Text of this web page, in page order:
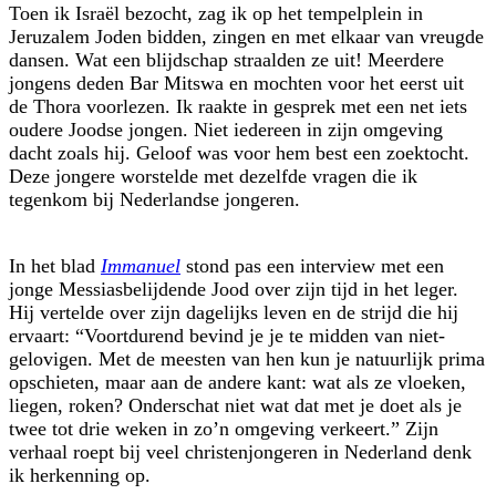
Toen ik Israël bezocht, zag ik op het tempelplein in
Jeruzalem Joden bidden, zingen en met elkaar van vreugde
dansen. Wat een blijdschap straalden ze uit! Meerdere
jongens deden Bar Mitswa en mochten voor het eerst uit
de Thora voorlezen. Ik raakte in gesprek met een net iets
oudere Joodse jongen. Niet iedereen in zijn omgeving
dacht zoals hij. Geloof was voor hem best een zoektocht.
Deze jongere worstelde met dezelfde vragen die ik
tegenkom bij Nederlandse jongeren.
In het blad Immanuel stond pas een interview met een
jonge Messiasbelijdende Jood over zijn tijd in het leger.
Hij vertelde over zijn dagelijks leven en de strijd die hij
ervaart: “Voortdurend bevind je je te midden van niet-
gelovigen. Met de meesten van hen kun je natuurlijk prima
opschieten, maar aan de andere kant: wat als ze vloeken,
liegen, roken? Onderschat niet wat dat met je doet als je
twee tot drie weken in zo’n omgeving verkeert.” Zijn
verhaal roept bij veel christenjongeren in Nederland denk
ik herkenning op.